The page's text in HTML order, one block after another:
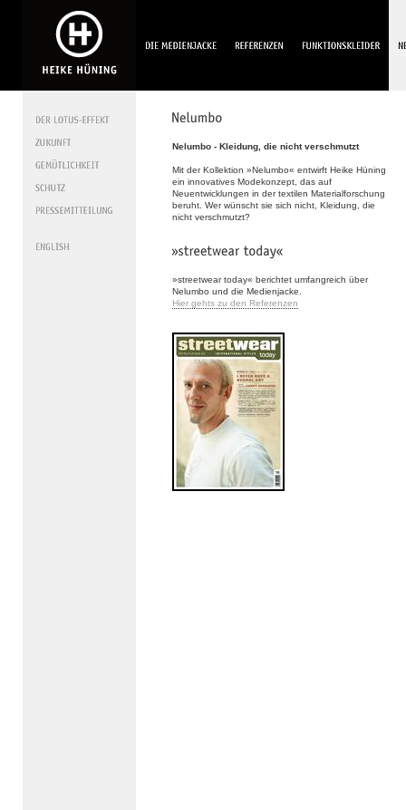
Nelumbo - Kleidung, die nicht verschmutzt
Mit der Kollektion »Nelumbo« entwirft Heike Hüning
ein innovatives Modekonzept, das auf
Neuentwicklungen in der textilen Materialforschung
beruht. Wer wünscht sie sich nicht, Kleidung, die
nicht verschmutzt?
»streetwear today« berichtet umfangreich über
Nelumbo und die Medienjacke.
Hier gehts zu den Referenzen